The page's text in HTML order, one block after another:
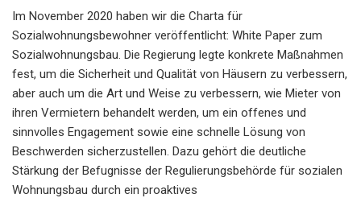
Im November 2020 haben wir die Charta für
Sozialwohnungsbewohner veröffentlicht: White Paper zum
Sozialwohnungsbau. Die Regierung legte konkrete Maßnahmen
fest, um die Sicherheit und Qualität von Häusern zu verbessern,
aber auch um die Art und Weise zu verbessern, wie Mieter von
ihren Vermietern behandelt werden, um ein offenes und
sinnvolles Engagement sowie eine schnelle Lösung von
Beschwerden sicherzustellen. Dazu gehört die deutliche
Stärkung der Befugnisse der Regulierungsbehörde für sozialen
Wohnungsbau durch ein proaktives